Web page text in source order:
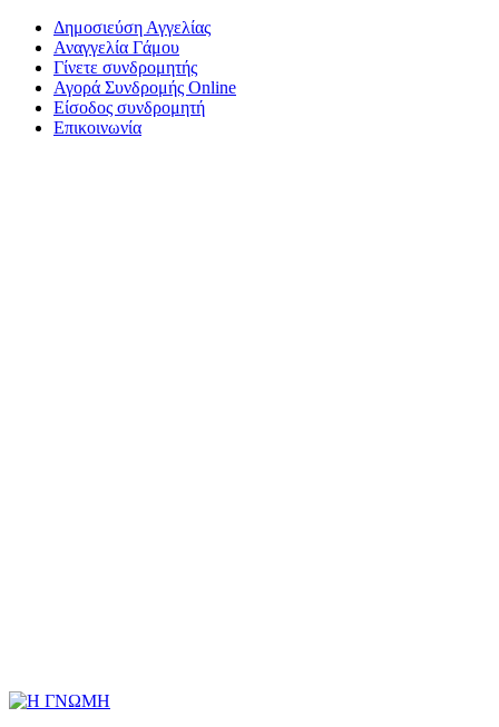
Δημοσιεύση Αγγελίας
Αναγγελία Γάμου
Γίνετε συνδρομητής
Αγορά Συνδρομής Online
Είσοδος συνδρομητή
Επικοινωνία